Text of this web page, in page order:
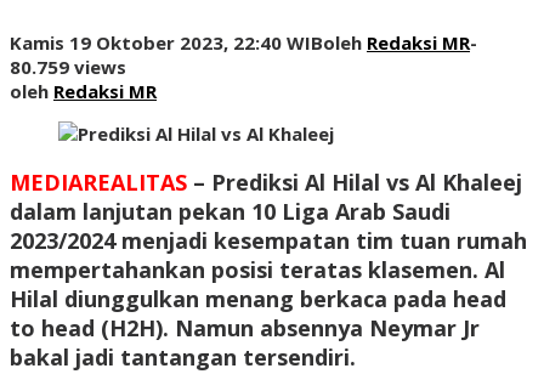
Kamis 19 Oktober 2023, 22:40 WIBoleh Redaksi MR-
80.759 views
oleh Redaksi MR
MEDIAREALITAS – Prediksi Al Hilal vs Al Khaleej
dalam lanjutan pekan 10 Liga Arab Saudi
2023/2024 menjadi kesempatan tim tuan rumah
mempertahankan posisi teratas klasemen. Al
Hilal diunggulkan menang berkaca pada head
to head (H2H). Namun absennya Neymar Jr
bakal jadi tantangan tersendiri.